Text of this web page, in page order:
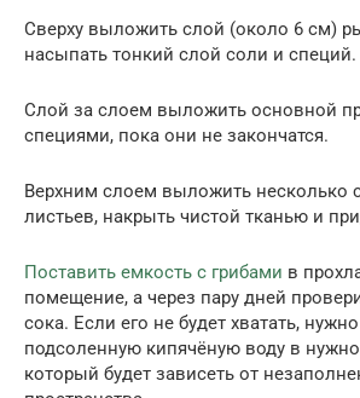
Сверху выложить слой (около 6 см)
насыпать тонкий слой соли и специй.
Слой за слоем выложить основной
специями, пока они не закончатся.
Верхним слоем выложить несколько
листьев, накрыть чистой тканью и
Поставить емкость с грибами в
помещение, а через пару дней
сока. Если его не будет хватать,
подсоленную кипячёную воду в
который будет зависеть от